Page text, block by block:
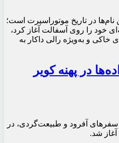
نام‌ها در تاریخ موتوراسپرت است؛
خود را روی آسفالت آغاز کرد،
خاکی و به‌ویژه رالی داکار به
در پهنه کویر
سفرهای آفرود و طبیعت‌گردی، در
شد.